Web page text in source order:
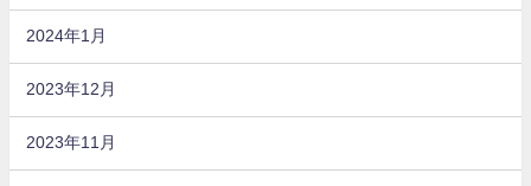
2024年1月
2023年12月
2023年11月